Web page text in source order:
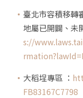
臺北市容積移轉
地屬已開闢、未
s://
大稻埕專區 ：
FB83167C7798